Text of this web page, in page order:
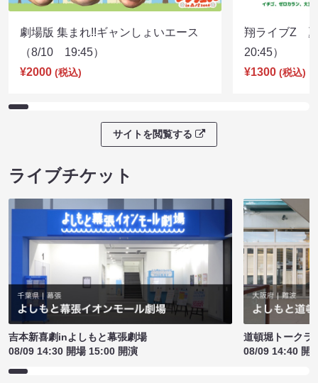
劇場版 集まれ!!ギャンしょいエース
（8/10 19:45）
¥2000 (税込)
翔ライブZ
20:45）
¥1300 (税込)
サイトを閲覧する
ライブチケット
吉本新喜劇inよしもと幕張劇場
08/09 14:30 開場 15:00 開演
道頓堀トークラ
08/09 14:40 開